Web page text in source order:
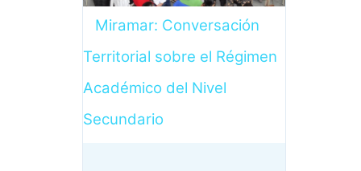
Miramar: Conversación
Territorial sobre el Régimen
Académico del Nivel
Secundario